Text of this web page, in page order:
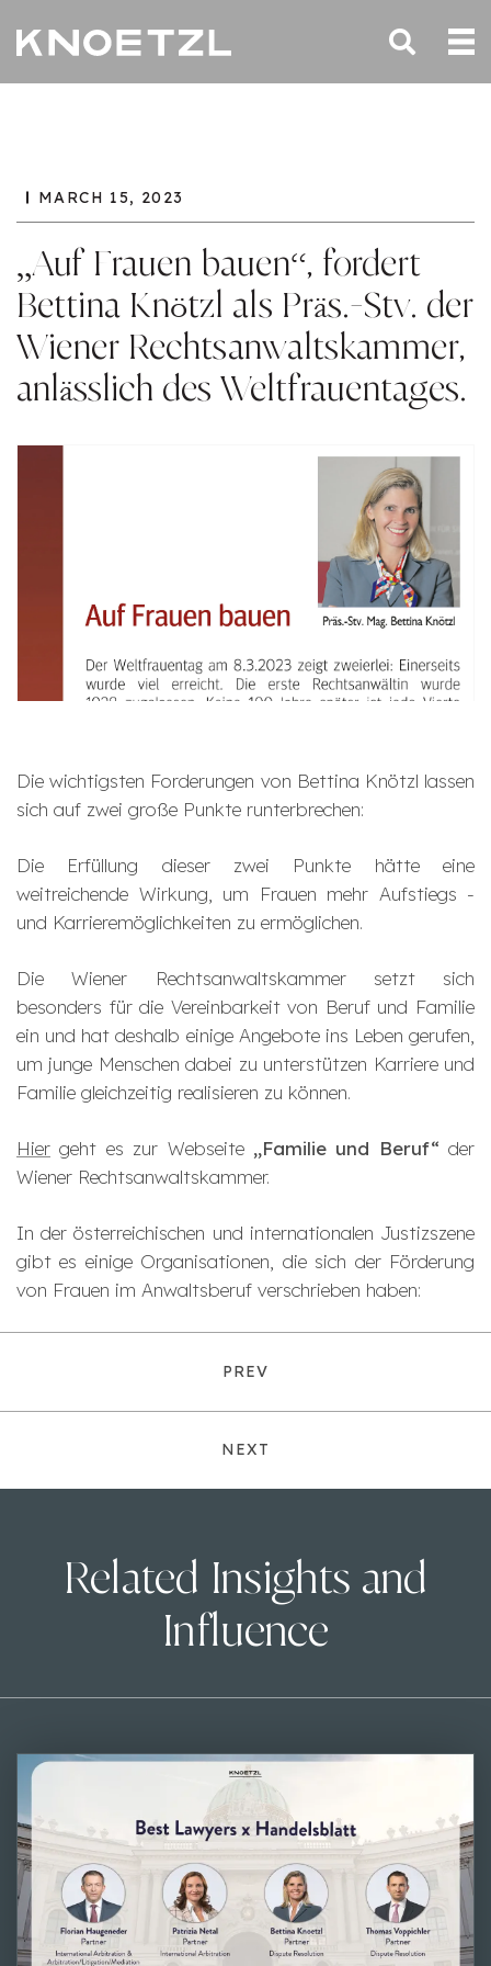
MARCH 15, 2023
„Auf Frauen bauen“, fordert
Bettina Knötzl als Präs.-Stv. der
Wiener Rechtsanwaltskammer,
anlässlich des Weltfrauentages.
Die wichtigsten Forderungen von Bettina Knötzl lassen
sich auf zwei große Punkte runterbrechen:
Die Erfüllung dieser zwei Punkte hätte eine
weitreichende Wirkung, um Frauen mehr Aufstiegs -
und Karrieremöglichkeiten zu ermöglichen.
Die Wiener Rechtsanwaltskammer setzt sich
besonders für die Vereinbarkeit von Beruf und Familie
ein und hat deshalb einige Angebote ins Leben gerufen,
um junge Menschen dabei zu unterstützen Karriere und
Familie gleichzeitig realisieren zu können.
Hier geht es zur Webseite„Familie und Beruf“ der
Wiener Rechtsanwaltskammer.
In der österreichischen und internationalen Justizszene
gibt es einige Organisationen, die sich der Förderung
von Frauen im Anwaltsberuf verschrieben haben:
PREV
NEXT
Related Insights and
Influence